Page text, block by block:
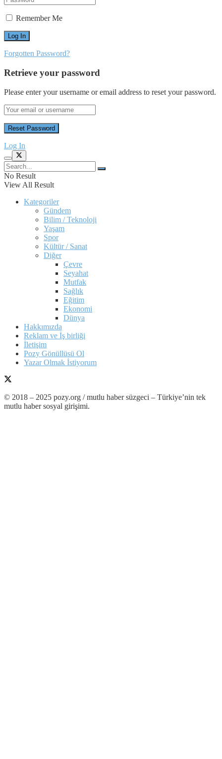
Remember Me
Forgotten Password?
Retrieve your password
Please enter your username or email address to reset your password.
Log In
No Result
View All Result
Kategoriler
Gündem
Bilim / Teknoloji
Yaşam
Spor
Kültür / Sanat
Diğer
Çevre
Seyahat
Mutfak
Sağlık
Eğitim
Ekonomi
Dünya
Hakkımızda
Reklam ve İş birliği
İletişim
Pozy Gönüllüsü Ol
Yazar Olmak İstiyorum
© 2018 – 2025 pozy.org / mutlu haber süzgeci – Türkiye’nin tek
mutlu haber sosyal girişimi.